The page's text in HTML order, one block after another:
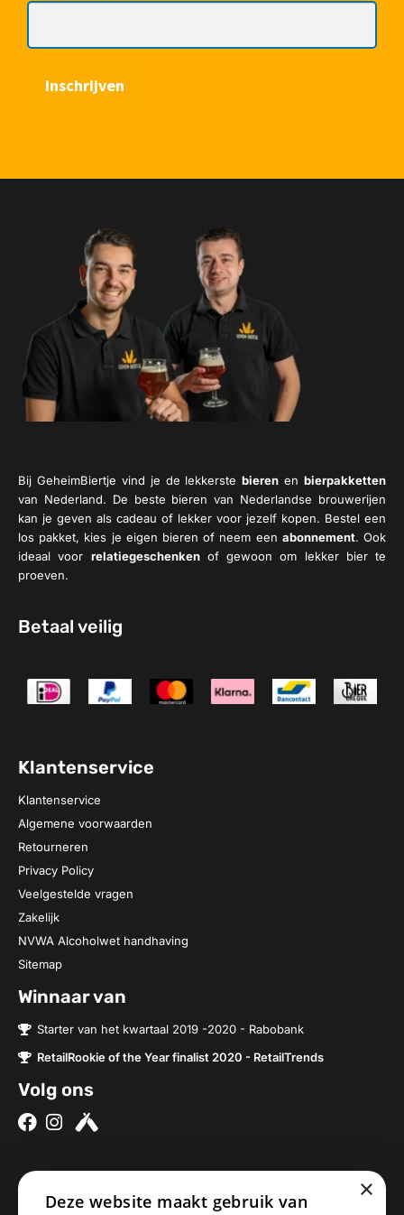
Bij GeheimBiertje vind je de lekkerstebieren en bierpakketten
van Nederland. De beste bieren van Nederlandse brouwerijen
kan je geven als cadeau of lekker voor jezelf kopen. Bestel een
los pakket, kies je eigen bieren of neem een abonnement. Ook
ideaal voor relatiegeschenkenof gewoon om lekker bier te
proeven.
Betaal veilig
Klantenservice
Klantenservice
Algemene voorwaarden
Retourneren
Privacy Policy
Veelgestelde vragen
Zakelijk
NVWA Alcoholwet handhaving
Sitemap
Winnaar van
Starter van het kwartaal 2019 -2020 - Rabobank
RetailRookie of the Year finalist 2020 - RetailTrends
Volg ons
Over ons ×
Deze website maakt gebruik van